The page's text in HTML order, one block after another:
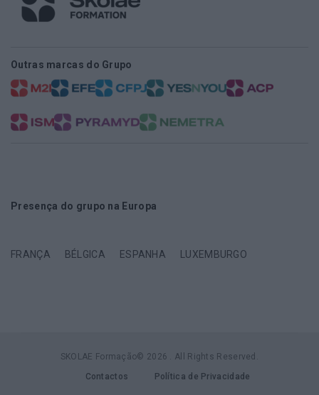
Outras marcas do Grupo
Presença do grupo na Europa
FRANÇA BÉLGICA ESPANHA LUXEMBURGO
SKOLAE Formação© 2026 . All Rights Reserved.
Contactos Política de Privacidade